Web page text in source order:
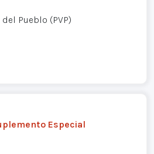
Pueblo (PVP)
Especial